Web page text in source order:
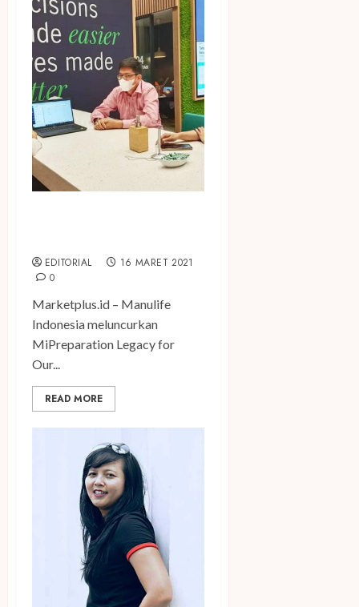
EDITORIAL
16 MARET 2021
0
Marketplus.id – Manulife
Indonesia meluncurkan
MiPreparation Legacy for
Our...
READ MORE